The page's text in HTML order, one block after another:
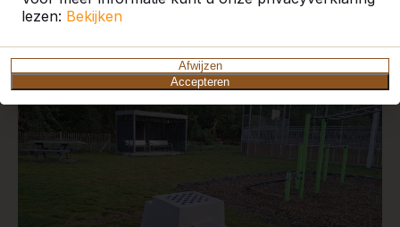
lezen: Bekijken
Afwijzen
Accepteren